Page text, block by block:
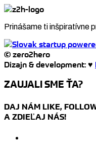
Prinášame ti inšpiratívne
© zero2hero
Dizajn & development: ♥
ZAUJALI SME ŤA?
DAJ NÁM LIKE,
A ZDIEĽAJ NÁS!